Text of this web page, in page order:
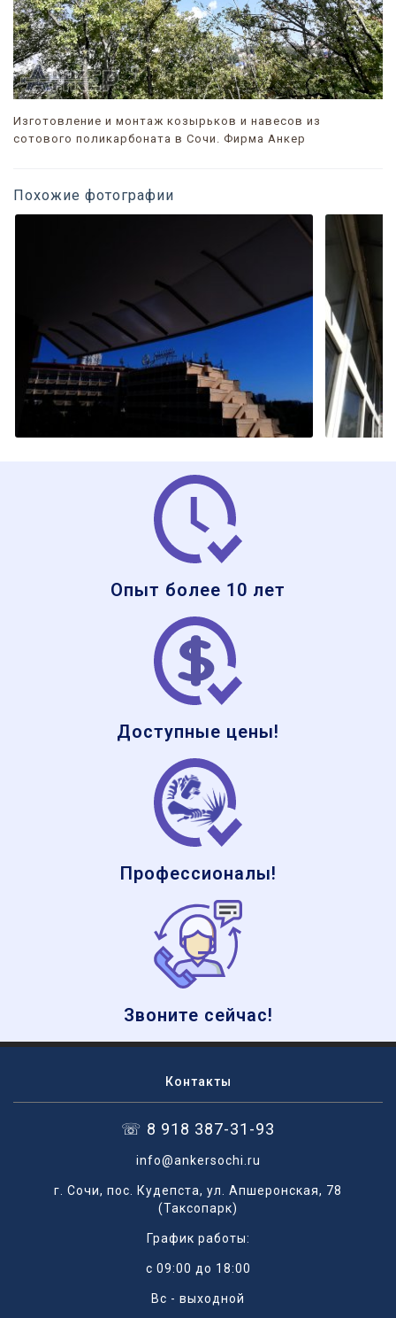
Изготовление и монтаж козырьков и навесов из
сотового поликарбоната в Сочи. Фирма Анкер
Похожие фотографии
Опыт более 10 лет
Доступные цены!
Профессионалы!
Звоните сейчас!
Контакты
☏ 8 918 387-31-93
info@ankersochi.ru
г. Сочи, пос. Кудепста, ул. Апшеронская, 78
(Таксопарк)
График работы:
с 09:00 до 18:00
Вс - выходной